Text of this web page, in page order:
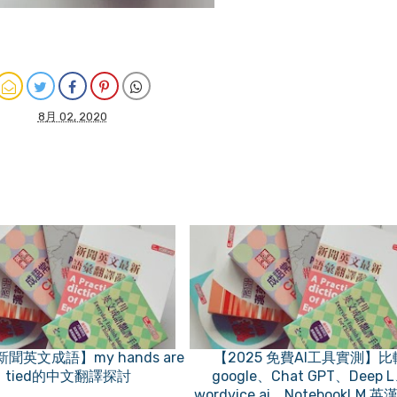
8月 02, 2020
聞英文成語】my hands are
tied的中文翻譯探討
【2025 免費AI工具實測】比
google、Chat GPT、Deep L